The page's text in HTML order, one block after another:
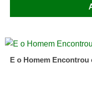
E o Homem